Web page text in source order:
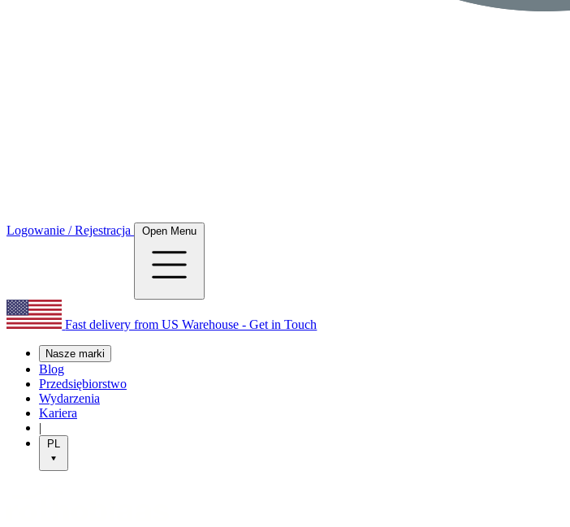
Logowanie / Rejestracja Open Menu
Fast delivery from US Warehouse - Get in Touch
Nasze marki
Blog
Przedsiębiorstwo
Wydarzenia
Kariera
|
PL